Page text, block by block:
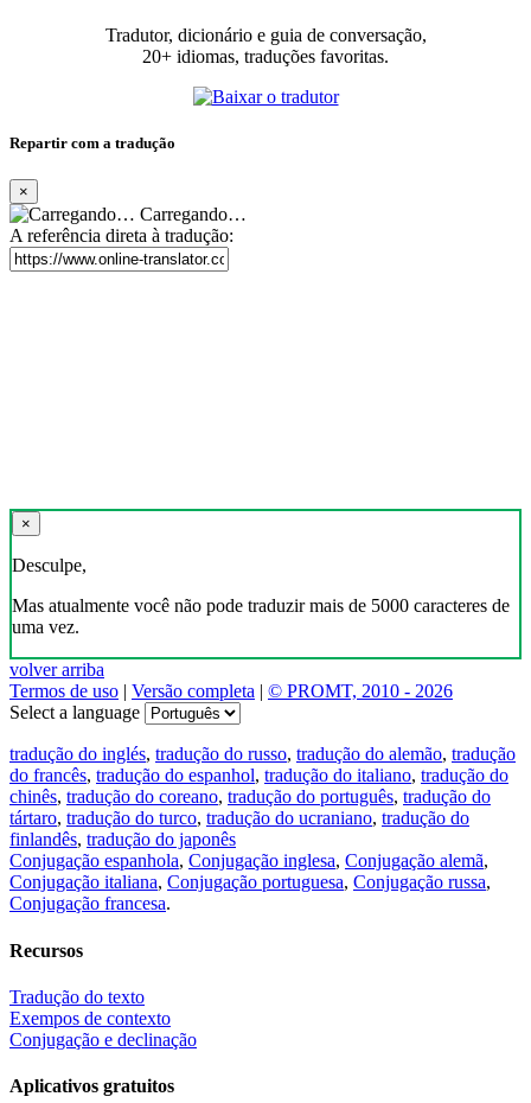
Tradutor, dicionário e guia de conversação,
20+ idiomas, traduções favoritas.
Repartir com a tradução
×
Carregando…
A referência direta à tradução:
×
Desculpe,
Mas atualmente você não pode traduzir mais de 5000 caracteres de
uma vez.
volver arriba
Termos de uso | Versão completa | © PROMT, 2010 - 2026
Select a language
tradução do inglés, tradução do russo, tradução do alemão, tradução
do francês, tradução do espanhol, tradução do italiano, tradução do
chinês, tradução do coreano, tradução do português, tradução do
tártaro, tradução do turco, tradução do ucraniano, tradução do
finlandês, tradução do japonês
Conjugação espanhola, Conjugação inglesa, Conjugação alemã,
Conjugação italiana, Conjugação portuguesa, Conjugação russa,
Conjugação francesa.
Recursos
Tradução do texto
Exempos de contexto
Conjugação e declinação
Aplicativos gratuitos